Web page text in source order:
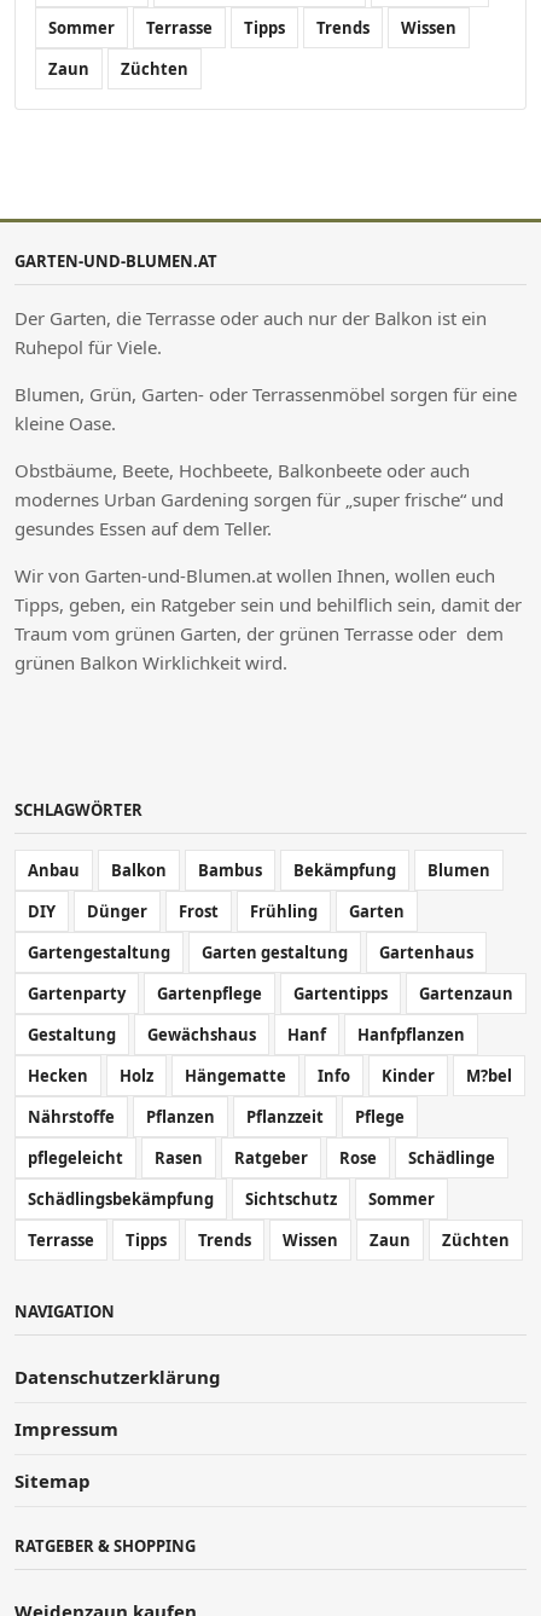
Sommer
Terrasse Tipps Trends
Wissen
Zaun
Züchten
GARTEN-UND-BLUMEN.AT
Der Garten, die Terrasse oder auch nur der Balkon ist ein
Ruhepol für Viele.
Blumen, Grün, Garten- oder Terrassenmöbel sorgen für eine
kleine Oase.
Obstbäume, Beete, Hochbeete, Balkonbeete oder auch
modernes Urban Gardening sorgen für „super frische“ und
gesundes Essen auf dem Teller.
Wir von Garten-und-Blumen.at wollen Ihnen, wollen euch
Tipps, geben, ein Ratgeber sein und behilflich sein, damit der
Traum vom grünen Garten, der grünen Terrasse oder dem
grünen Balkon Wirklichkeit wird.
SCHLAGWÖRTER
Anbau Balkon Bambus Bekämpfung
Blumen
DIY
Dünger Frost Frühling
Garten
Gartengestaltung
Garten gestaltung
Gartenhaus
Gartenparty
Gartenpflege Gartentipps
Gartenzaun
Gestaltung
Gewächshaus Hanf
Hanfpflanzen
Hecken
Holz Hängematte Info Kinder
M?bel
Nährstoffe
Pflanzen Pflanzzeit
Pflege
pflegeleicht
Rasen Ratgeber Rose
Schädlinge
Schädlingsbekämpfung
Sichtschutz
Sommer
Terrasse
Tipps Trends Wissen Zaun Züchten
NAVIGATION
Datenschutzerklärung
Impressum
Sitemap
RATGEBER & SHOPPING
Weidenzaun kaufen